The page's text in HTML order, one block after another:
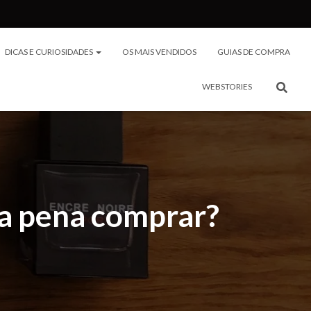
DICAS E CURIOSIDADES OS MAIS VENDIDOS GUIAS DE COMPRA
WEBSTORIES
pena comprar?